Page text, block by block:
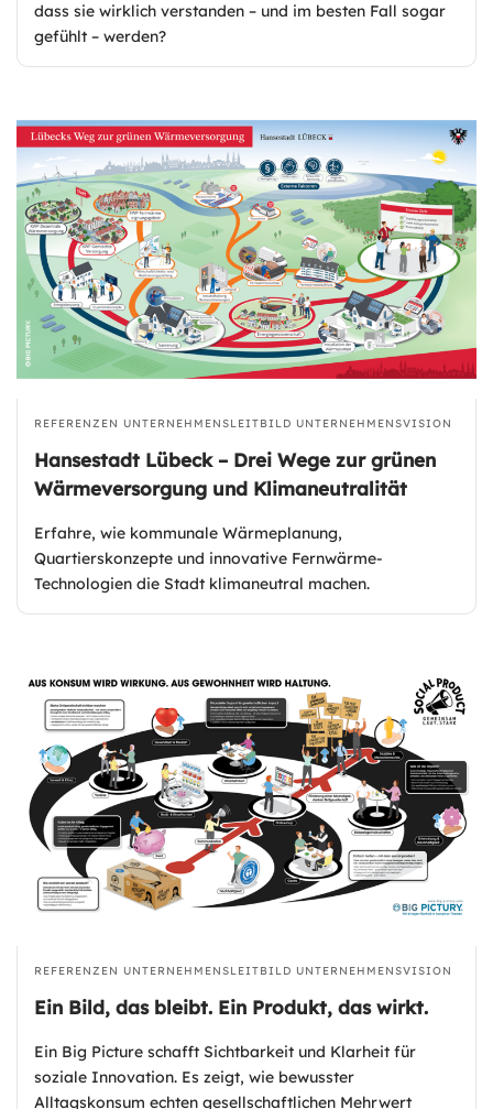
dass sie wirklich verstanden – und im besten Fall sogar
gefühlt – werden?
REFERENZEN UNTERNEHMENSLEITBILD UNTERNEHMENSVISION
Hansestadt Lübeck – Drei Wege zur grünen
Wärmeversorgung und Klimaneutralität
Erfahre, wie kommunale Wärmeplanung,
Quartierskonzepte und innovative Fernwärme-
Technologien die Stadt klimaneutral machen.
REFERENZEN UNTERNEHMENSLEITBILD UNTERNEHMENSVISION
Ein Bild, das bleibt. Ein Produkt, das wirkt.
Ein Big Picture schafft Sichtbarkeit und Klarheit für
soziale Innovation. Es zeigt, wie bewusster
Alltagskonsum echten gesellschaftlichen Mehrwert